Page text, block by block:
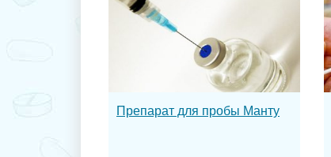
Препарат для пробы Манту